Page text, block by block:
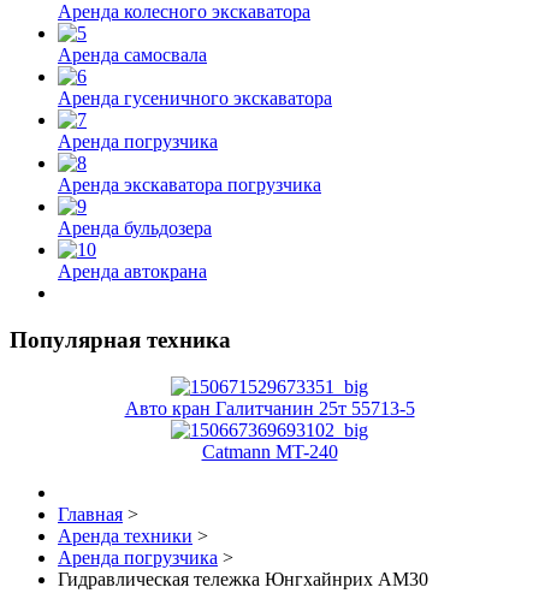
Аренда колесного экскаватора
Аренда самосвала
Аренда гусеничного экскаватора
Аренда погрузчика
Аренда экскаватора погрузчика
Аренда бульдозера
Аренда автокрана
Популярная техника
Авто кран Галитчанин 25т 55713-5
Catmann MT-240
Главная >
Аренда техники >
Аренда погрузчика >
Гидравлическая тележка Юнгхайнрих AM30